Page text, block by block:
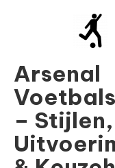
Arsenal
– Stijlen,